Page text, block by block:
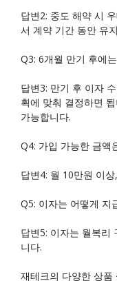
답변2: 중도 해약 시
서 계약 기간 동안 유
Q3: 6개월 만기 후에
답변3: 만기 후 이자
획에 맞춰 결정하면
가능합니다.
Q4: 가입 가능한 금액
답변4: 월 10만원 이
Q5: 이자는 어떻게 지
답변5: 이자는 월복리
니다.
재테크의 다양한 상품